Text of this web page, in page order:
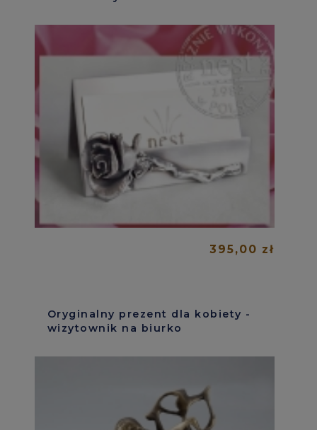
395,00 zł
Oryginalny prezent dla kobiety -
wizytownik na biurko